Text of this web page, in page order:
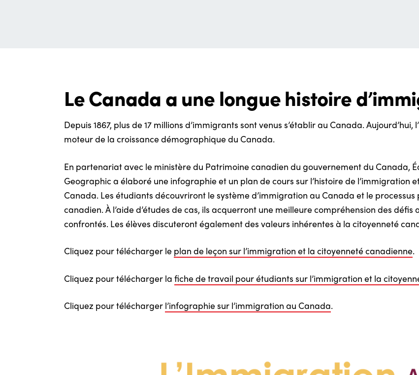
Le Canada a une longue histoire
Depuis 1867, plus de 17 millions d’immigrants sont venus s’établir au Canada.
moteur de la croissance démographique du Canada.
En partenariat avec le ministère du Patrimoine canadien du gouvernement du Canada,
Geographic a élaboré une infographie et un plan de cours sur l’histoire de l’immigration
Canada. Les étudiants découvriront le système d’immigration au Canada et le
canadien. À l’aide d’études de cas, ils acquerront une meilleure compréhension des
confrontés. Les élèves discuteront également des valeurs inhérentes à la citoyenneté
Cliquez pour télécharger le plan de leçon sur l’immigration et la citoyenneté canadienne.
Cliquez pour télécharger la fiche de travail pour étudiants sur l’immigration et la
Cliquez pour télécharger l’infographie sur l’immigration au Canada.